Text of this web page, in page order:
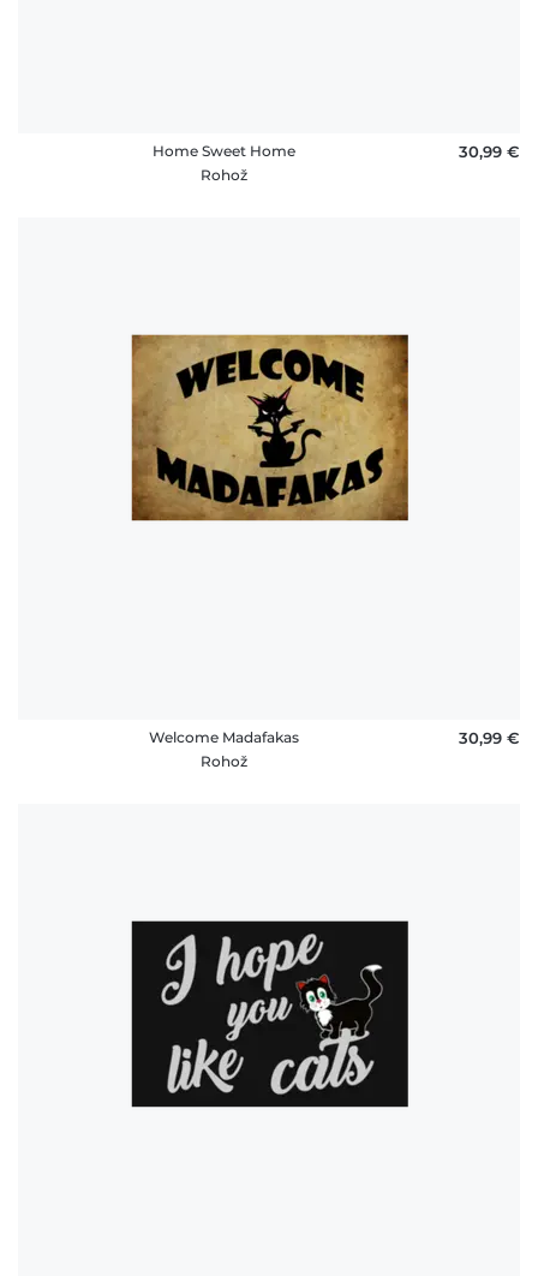
Home Sweet Home
Rohož
30,99 €
Welcome Madafakas
Rohož
30,99 €